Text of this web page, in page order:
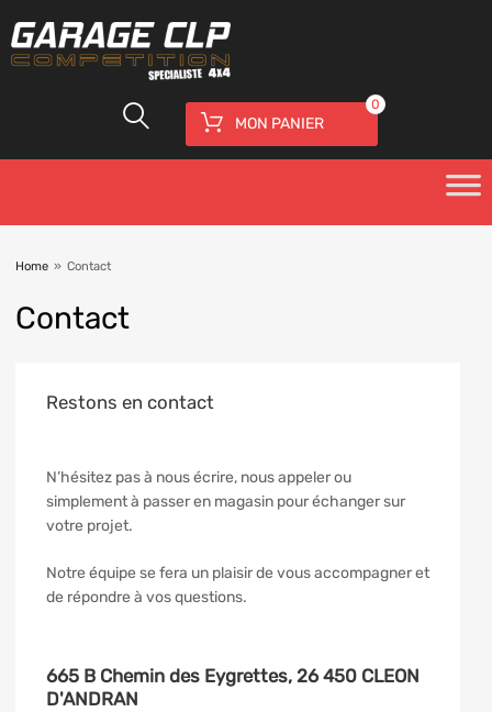
MON PANIER
0
Home » Contact
Contact
Restons en contact
N’hésitez pas à nous écrire, nous appeler ou
simplement à passer en magasin pour échanger sur
votre projet.
Notre équipe se fera un plaisir de vous accompagner et
de répondre à vos questions.
665 B Chemin des Eygrettes, 26 450 CLEON
D'ANDRAN